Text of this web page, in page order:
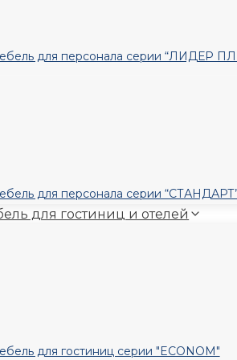
для персонала серии “ЛИДЕР
для персонала серии
для гостиниц и отелей
для гостиниц серии "ECONOM"